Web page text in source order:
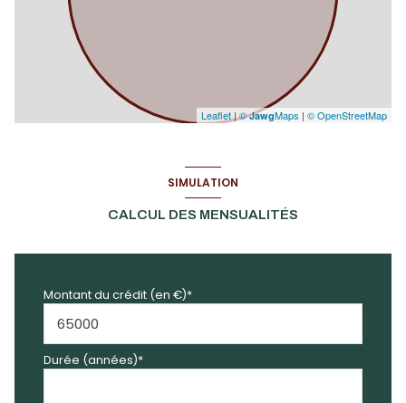
Leaflet |©JawgMaps | © OpenStreetMap
SIMULATION
CALCUL DES MENSUALITÉS
Montant du crédit (en €)*
Durée (années)*